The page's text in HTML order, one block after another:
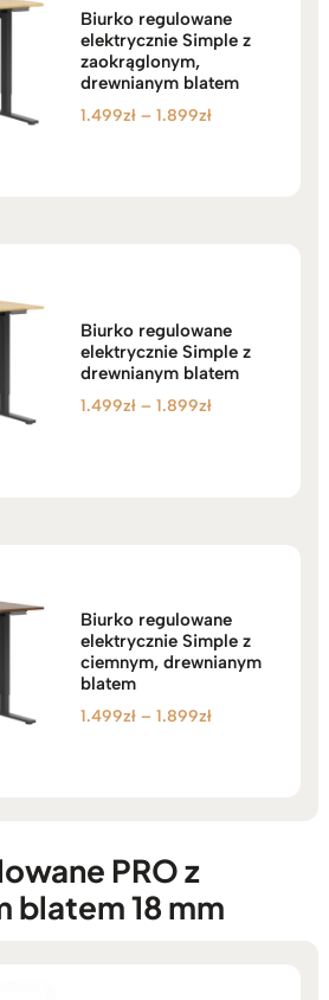
Biurko regulowane
elektrycznie Simple z
zaokrąglonym,
drewnianym blatem
1.499zł – 1.899złZakres
Biurko regulowane
elektrycznie Simple z
drewnianym blatem
1.499zł – 1.899złZakres
Biurko regulowane
elektrycznie Simple z
ciemnym, drewnianym
blatem
1.499zł – 1.899złZakres
PRO z
blatem 18 mm